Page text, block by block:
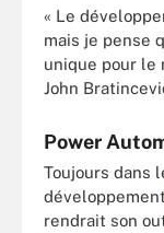
« Le
mais je pense
unique pour le
John
Power
Toujours dans
développement
rendrait son